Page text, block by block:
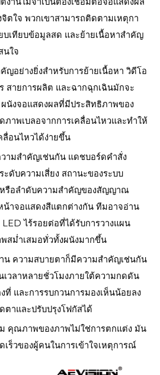
ตใจ พวกเขาสามารถติดตามเหตุกา
เทียบข้อมูลสด และย้ายเนื้อหาสำคัญ
นใจ
ญอย่างยิ่งสำหรับการย้ายเนื้อหา วิดีโอ
สายการผลิต และฉากฉุกเฉินมักจะ
ผนังจอแสดงผลที่มีประสิทธิภาพของ
าพเบลอจากการเคลื่อนไหวและทำให้
ลื่อนไหวได้ง่ายขึ้น
ามสำคัญเช่นกัน แดชบอร์ดคำสั่ง
ดับความเสี่ยง สถานะของระบบ
หรือลำดับความสำคัญของสัญญาณ
น้าจอแสดงสีแตกต่างกัน ทีมอาจอ่าน
ไร้รอยต่อที่ได้รับการวางแผน
สม่ำเสมอทั่วทั้งผนังมากขึ้น
น ความสบายตาก็มีความสำคัญเช่นกัน
เวลาหลายชั่วโมงภายใต้ความกดดัน
และการรบกวนการมองเห็นน้อยลง
ตาและปรับปรุงโฟกัสได้
คุณภาพของภาพไม่ใช่การตกแต่ง มัน
ร็วของผู้คนในการเข้าใจเหตุการณ์